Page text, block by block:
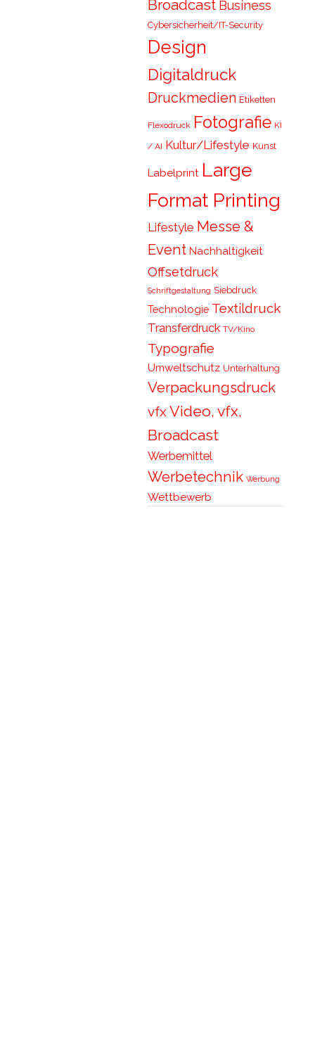
Broadcast Business
Cybersicherheit/IT-Security
Design
Digitaldruck
Druckmedien Etiketten
Flexodruck Fotografie KI
/ AI Kultur/Lifestyle Kunst
Labelprint Large
Format Printing
Lifestyle Messe &
Event Nachhaltigkeit
Offsetdruck
Schriftgestaltung Siebdruck
Technologie Textildruck
Transferdruck TV/Kino
Typografie
Umweltschutz Unterhaltung
Verpackungsdruck
vfxVideo, vfx,
Broadcast
Werbemittel
Werbetechnik Werbung
Wettbewerb